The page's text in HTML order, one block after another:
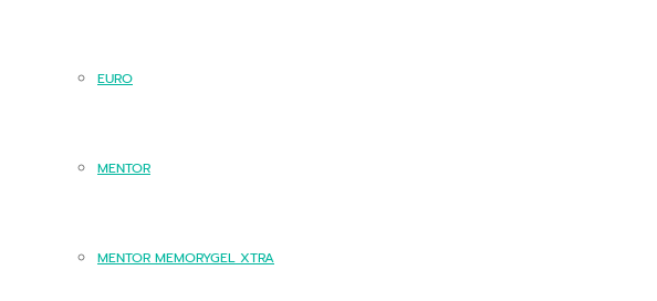
EURO
MENTOR
MENTOR MEMORYGEL XTRA